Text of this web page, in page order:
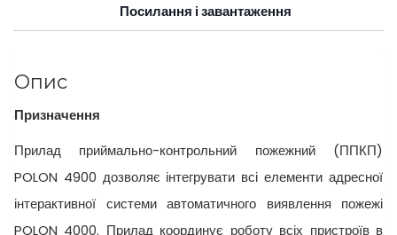
Посилання і завантаження
Опис
Призначення
Прилад приймально-контрольний пожежний (ППКП)
POLON 4900 дозволяє інтегрувати всі елементи адресної
інтерактивної системи автоматичного виявлення пожежі
POLON 4000. Прилад координує роботу всіх пристроїв в